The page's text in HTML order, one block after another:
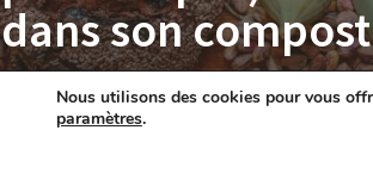
dans son
Nous utilisons des cookies pour vous
paramètres.